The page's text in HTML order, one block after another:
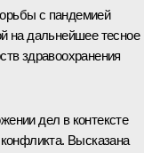
с пандемией
на дальнейшее тесное
здравоохранения
дел в контексте
конфликта. Высказана